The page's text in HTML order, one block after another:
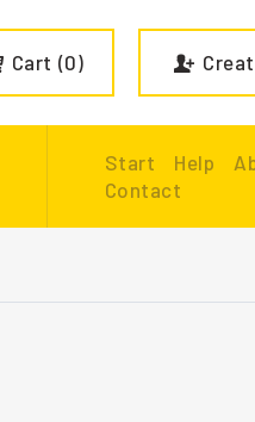
Cart 0
Start Help
Contact